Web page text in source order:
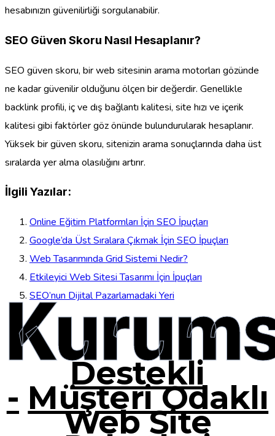
hesabınızın güvenilirliği sorgulanabilir.
SEO Güven Skoru Nasıl Hesaplanır?
SEO güven skoru, bir web sitesinin arama motorları gözünde
ne kadar güvenilir olduğunu ölçen bir değerdir. Genellikle
backlink profili, iç ve dış bağlantı kalitesi, site hızı ve içerik
kalitesi gibi faktörler göz önünde bulundurularak hesaplanır.
Yüksek bir güven skoru, sitenizin arama sonuçlarında daha üst
sıralarda yer alma olasılığını artırır.
İlgili Yazılar:
Online Eğitim Platformları İçin SEO İpuçları
Google’da Üst Sıralara Çıkmak İçin SEO İpuçları
Web Tasarımında Grid Sistemi Nedir?
Etkileyici Web Sitesi Tasarımı İçin İpuçları
SEO’nun Dijital Pazarlamadaki Yeri
Destekli
- Müşteri Odaklı
Web Site